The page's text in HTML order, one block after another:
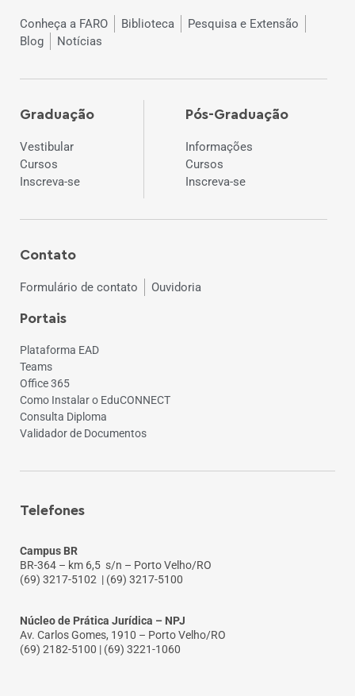
Conheça a FARO Biblioteca
Pesquisa e Extensão
Blog
Notícias
Graduação
Vestibular
Cursos
Inscreva-se
Pós-Graduação
Informações
Cursos
Inscreva-se
Contato
Formulário de contato Ouvidoria
Portais
Plataforma EAD
Teams
Office 365
Como Instalar o EduCONNECT
Consulta Diploma
Validador de Documentos
Telefones
Campus BR
BR-364 – km 6,5 s/n – Porto Velho/RO
(69) 3217-5102 | (69) 3217-5100
Núcleo de Prática Jurídica – NPJ
Av. Carlos Gomes, 1910 – Porto Velho/RO
(69) 2182-5100 | (69) 3221-1060